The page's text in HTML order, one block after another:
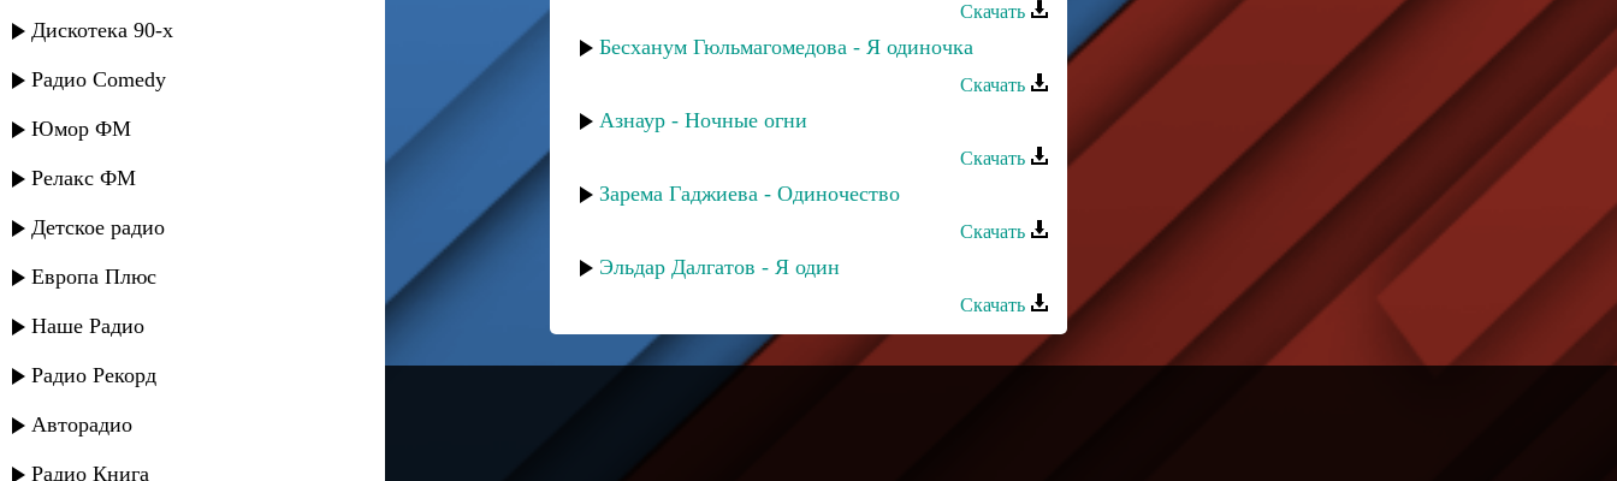
Дискотека 90-х
Радио Comedy
Юмор ФМ
Релакс ФМ
Детское радио
Европа Плюс
Наше Радио
Радио Рекорд
Авторадио
Радио Книга
Скачать
Бесханум Гюльмагомедова - Я одиночка
Скачать
Азнаур - Ночные огни
Скачать
Зарема Гаджиева - Одиночество
Скачать
Эльдар Далгатов - Я один
Скачать
Русское радио